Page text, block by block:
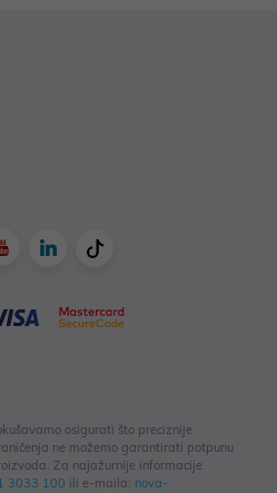
osigurati što preciznije
ne možemo garantirati potpunu
Za najažurnije informacije
3033 100 ili e-maila: nova-